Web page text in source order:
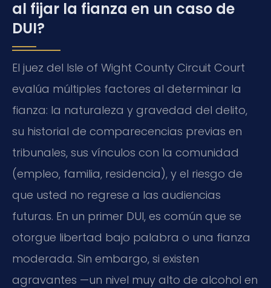
al fijar la fianza en un caso de
DUI?
El juez del Isle of Wight County Circuit Court
evalúa múltiples factores al determinar la
fianza: la naturaleza y gravedad del delito,
su historial de comparecencias previas en
tribunales, sus vínculos con la comunidad
(empleo, familia, residencia), y el riesgo de
que usted no regrese a las audiencias
futuras. En un primer DUI, es común que se
otorgue libertad bajo palabra o una fianza
moderada. Sin embargo, si existen
agravantes —un nivel muy alto de alcohol en